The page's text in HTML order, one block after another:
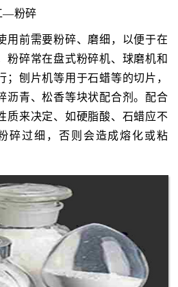
—粉碎
用前需要粉碎、磨细，以便于在
粉碎常在盘式粉碎机、球磨机和
；刨片机等用于石蜡等的切片，
沥青、松香等块状配合剂。配合
质来决定、如硬脂酸、石蜡应不
碎过细，否则会造成熔化或粘